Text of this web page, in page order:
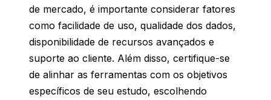
de mercado, é importante considerar fatores
como facilidade de uso, qualidade dos dados,
disponibilidade de recursos avançados e
suporte ao cliente. Além disso, certifique-se
de alinhar as ferramentas com os objetivos
específicos de seu estudo, escolhendo